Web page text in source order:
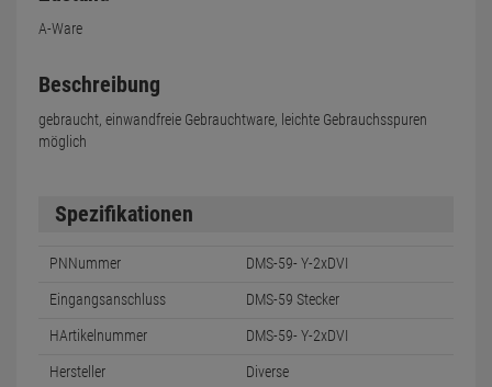
A-Ware
Beschreibung
gebraucht, einwandfreie Gebrauchtware, leichte Gebrauchsspuren
möglich
Spezifikationen
PNNummer DMS-59- Y-2xDVI
Eingangsanschluss DMS-59 Stecker
HArtikelnummer DMS-59- Y-2xDVI
Hersteller Diverse